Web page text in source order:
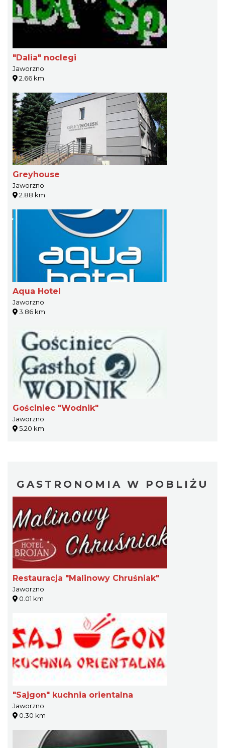
"Dalia" noclegi
Jaworzno
2.66 km
Greyhouse
Jaworzno
2.88 km
Aqua Hotel
Jaworzno
3.86 km
Gościniec "Wodnik"
Jaworzno
5.20 km
GASTRONOMIA W POBLIŻU
Restauracja "Malinowy Chruśniak"
Jaworzno
0.01 km
"Sajgon" kuchnia orientalna
Jaworzno
0.30 km